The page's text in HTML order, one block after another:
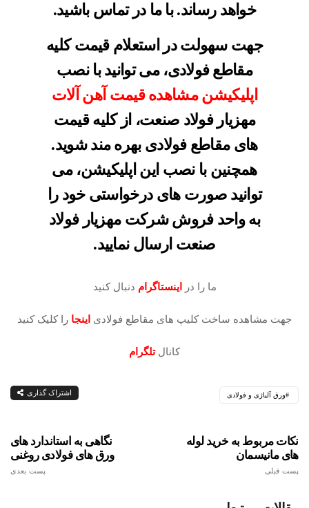
خواهد رساند. با ما در تماس باشید.
جهت سهولت در استعلام قیمت کلیه
مقاطع فولادی، می توانید با نصب
اپلیکیشن مشاهده قیمت آهن آلات
مهزیار فولاد صنعت، از کلیه قیمت
های مقاطع فولادی بهره مند شوید.
همچنین با نصب این اپلیکیشن، می
توانید صورت های درخواستی خود را
به واحد فروش شرکت مهزیار فولاد
صنعت ارسال نمایید.
ما را در اینستاگرام دنبال کنید
جهت مشاهده ساخت کلیپ های مقاطع فولادی اینجا را کلیک کنید
کانالتلگرام
ورق آلیاژی و فولادی اشتراک گذاری
نگاهی به استاندارد های
ورق های فولادی روغنی
پست بعدی
نکات مربوط به خرید لوله
های مانیسمان
پست قبلی